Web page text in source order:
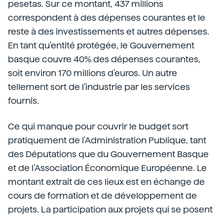
pesetas. Sur ce montant, 437 millions
correspondent à des dépenses courantes et le
reste à des investissements et autres dépenses.
En tant qu'entité protégée, le Gouvernement
basque couvre 40% des dépenses courantes,
soit environ 170 millions d'euros. Un autre
tellement sort de l'industrie par les services
fournis.
Ce qui manque pour couvrir le budget sort
pratiquement de l'Administration Publique, tant
des Députations que du Gouvernement Basque
et de l'Association Économique Européenne. Le
montant extrait de ces lieux est en échange de
cours de formation et de développement de
projets. La participation aux projets qui se posent